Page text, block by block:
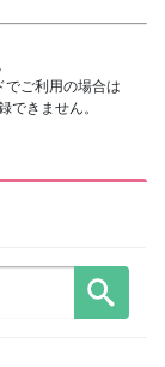
でご利用の場合は
きません。